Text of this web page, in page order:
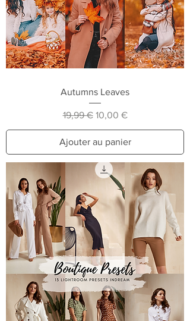
Autumns Leaves
Prix original
19,99 € Prix promotionnel
10,00 €
Ajouter au panier